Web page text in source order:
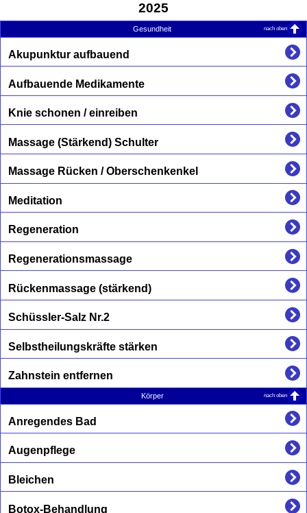
2025
Gesundheit nach oben
Akupunktur aufbauend
Aufbauende Medikamente
Knie schonen / einreiben
Massage (Stärkend) Schulter
Massage Rücken / Oberschenkenkel
Meditation
Regeneration
Regenerationsmassage
Rückenmassage (stärkend)
Schüssler-Salz Nr.2
Selbstheilungskräfte stärken
Zahnstein entfernen
Körper nach oben
Anregendes Bad
Augenpflege
Bleichen
Botox-Behandlung